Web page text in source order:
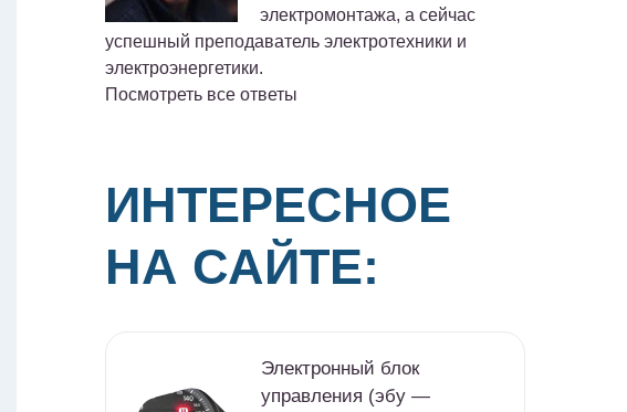
электромонтажа, а сейчас
успешный преподаватель электротехники и
электроэнергетики.
Посмотреть все ответы
ИНТЕРЕСНОЕ
НА САЙТЕ:
Электронный блок
управления (эбу —